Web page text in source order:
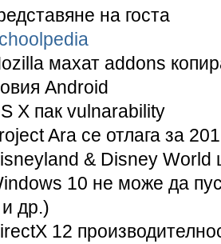
на госта
махат addons
Android
X пак vulnarability
Ara се отлага за
& Disney
10 не може да
др.)
12